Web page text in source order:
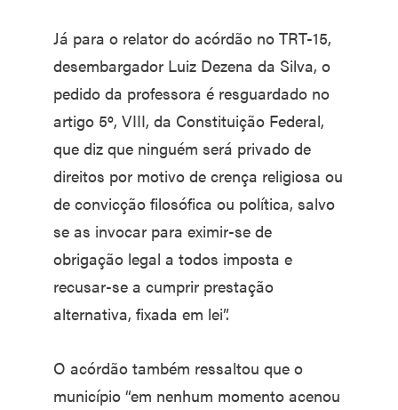
Já para o relator do acórdão no TRT-15,
desembargador Luiz Dezena da Silva, o
pedido da professora é resguardado no
artigo 5º, VIII, da Constituição Federal,
que diz que ninguém será privado de
direitos por motivo de crença religiosa ou
de convicção filosófica ou política, salvo
se as invocar para eximir-se de
obrigação legal a todos imposta e
recusar-se a cumprir prestação
alternativa, fixada em lei”.
O acórdão também ressaltou que o
município “em nenhum momento acenou